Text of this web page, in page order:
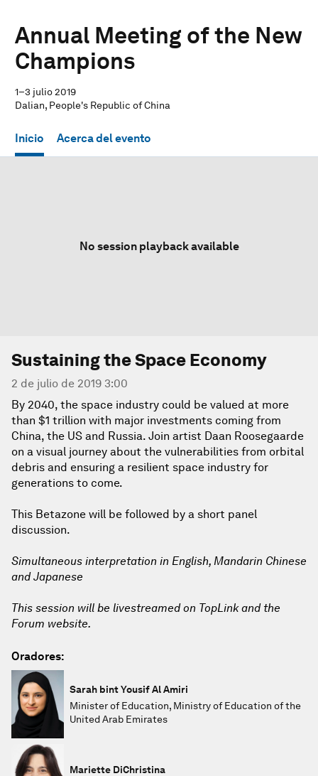
Annual Meeting of the New
Champions
1–3 julio 2019
Dalian, People's Republic of China
Inicio Acerca del evento
No session playback available
Sustaining the Space Economy
2 de julio de 2019 3:00
By 2040, the space industry could be valued at more
than $1 trillion with major investments coming from
China, the US and Russia. Join artist Daan Roosegaarde
on a visual journey about the vulnerabilities from orbital
debris and ensuring a resilient space industry for
generations to come.
This Betazone will be followed by a short panel
discussion.
Simultaneous interpretation in English, Mandarin Chinese
and Japanese
This session will be livestreamed on TopLink and the
Forum website.
Oradores:
Sarah bint Yousif Al Amiri
Minister of Education, Ministry of Education of the
United Arab Emirates
Mariette DiChristina